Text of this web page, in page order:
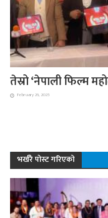
तेस्रो ‘नेपाली फिल्म
February 26, 2025
भर्खरै पोस्ट गरिएको